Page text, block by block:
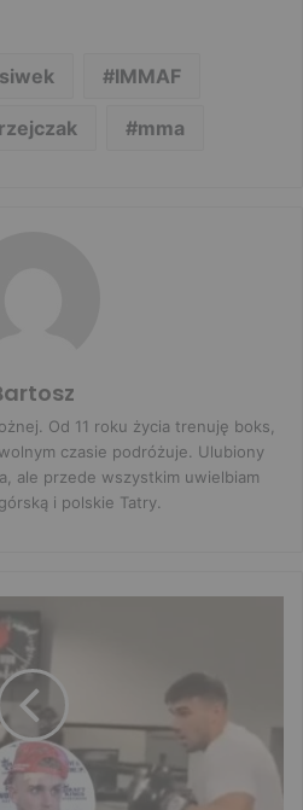
IMMAF
mma
Od 11 roku życia trenuję boks,
czasie podróżuje. Ulubiony
ale przede wszystkim uwielbiam
i polskie Tatry.